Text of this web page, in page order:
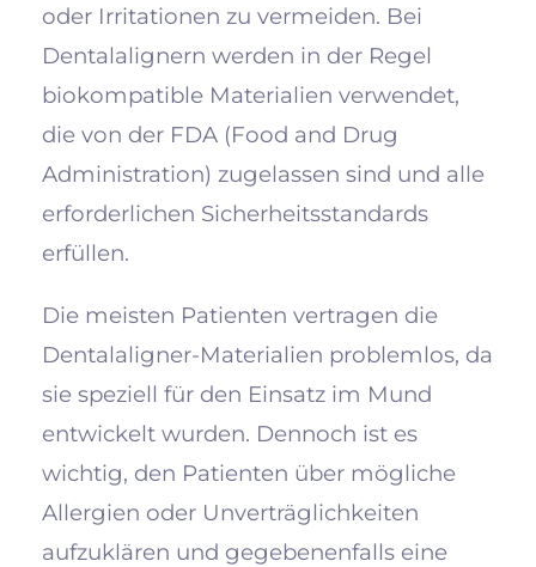
oder Irritationen zu vermeiden. Bei
Dentalalignern werden in der Regel
biokompatible Materialien verwendet,
die von der FDA (Food and Drug
Administration) zugelassen sind und alle
erforderlichen Sicherheitsstandards
erfüllen.
Die meisten Patienten vertragen die
Dentalaligner-Materialien problemlos, da
sie speziell für den Einsatz im Mund
entwickelt wurden. Dennoch ist es
wichtig, den Patienten über mögliche
Allergien oder Unverträglichkeiten
aufzuklären und gegebenenfalls eine